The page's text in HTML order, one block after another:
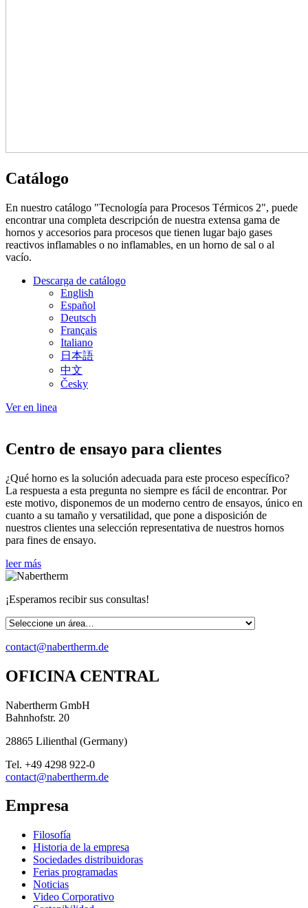
Catálogo
En nuestro catálogo "Tecnología para Procesos Térmicos 2", puede
encontrar una completa descripción de nuestra extensa gama de
hornos y accesorios para procesos que tienen lugar bajo gases
reactivos inflamables o no inflamables, en un horno de sal o al
vacío.
Descarga de catálogo
English
Español
Deutsch
Français
Italiano
日本語
中文
Česky
Ver en linea
Centro de ensayo para clientes
¿Qué horno es la solución adecuada para este proceso específico?
La respuesta a esta pregunta no siempre es fácil de encontrar. Por
este motivo, disponemos de un moderno centro de ensayos, único en
cuanto a su tamaño y versatilidad, que pone a disposición de
nuestros clientes una selección representativa de nuestros hornos
para fines de ensayo.
leer más
¡Esperamos recibir sus consultas!
contact@nabertherm.de
OFICINA CENTRAL
Nabertherm GmbH
Bahnhofstr. 20
28865 Lilienthal (Germany)
Tel. +49 4298 922-0
contact@nabertherm.de
Empresa
Filosofía
Historia de la empresa
Sociedades distribuidoras
Ferias programadas
Noticias
Video Corporativo